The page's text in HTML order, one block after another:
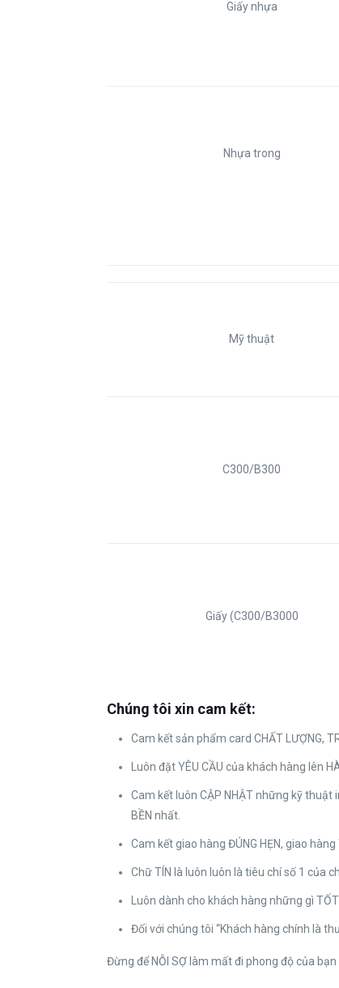
Giấy nhựa
Nhựa trong
Mỹ thuật
C300/B300
Giấy (C300/B3000
Chúng tôi xin cam kết:
Cam kết sản phẩm card CHẤT LƯỢNG,
Luôn đặt YÊU CẦU của khách hàng lên
Cam kết luôn CẬP NHẬT những kỹ thuật
BỀN nhất.
Cam kết giao hàng ĐÚNG HẸN, giao hàng
Chữ TÍN là luôn luôn là tiêu chí số 1 của
Luôn dành cho khách hàng những gì TỐT
Đối với chúng tôi “Khách hàng chính là
Đừng để NỖI SỢ làm mất đi phong độ của bạn